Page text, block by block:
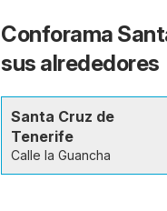
Conforama
sus alrededores
Santa Cruz de
Tenerife
Calle la Guancha